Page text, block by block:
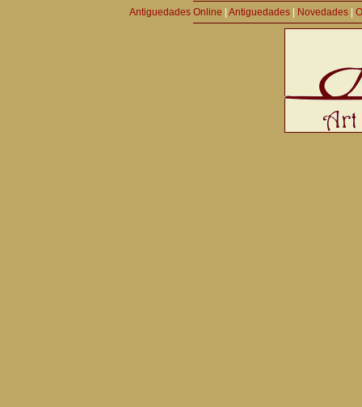
Antiguedades Online Antiguedades Novedades